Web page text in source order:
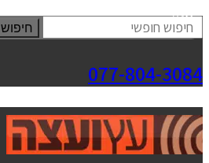
חיפוש
077-804-3084
סגור